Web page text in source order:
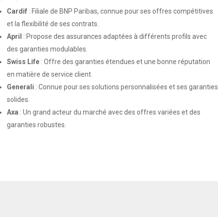
Cardif : Filiale de BNP Paribas, connue pour ses offres compétitives
et la flexibilité de ses contrats.
April : Propose des assurances adaptées à différents profils avec
des garanties modulables.
Swiss Life : Offre des garanties étendues et une bonne réputation
en matière de service client.
Generali : Connue pour ses solutions personnalisées et ses garanties
solides.
Axa : Un grand acteur du marché avec des offres variées et des
garanties robustes.